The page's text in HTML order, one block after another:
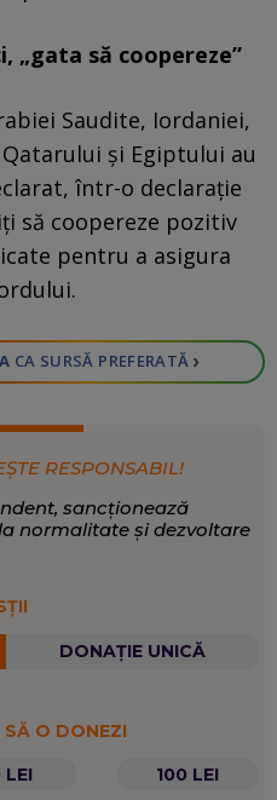
„gata să coopereze”
Saudite, Iordaniei,
și Egiptului au
într-o declarație
să coopereze pozitiv
pentru a asigura
CA SURSĂ PREFERATĂ ›
RESPONSABIL!
sancționează
normalitate și dezvoltare
DONAȚIE UNICĂ
SĂ O DONEZI
LEI 100 LEI